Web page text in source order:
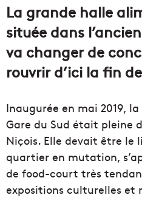
La grande halle
située dans
va changer de
rouvrir d’ici la fin
Inaugurée en mai 2019,
Gare du Sud était pleine
Niçois. Elle devait être le
quartier en mutation,
de food-court très
expositions culturelles et